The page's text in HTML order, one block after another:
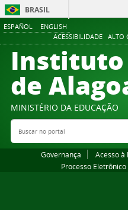
ESPAÑOL ENGLISH
ACESSIBILIDADE ALTO
BRASIL
Instituto
de
MINISTÉRIO DA EDUCAÇÃO
Buscar no portal
Governança Acesso à
Processo Eletrônico